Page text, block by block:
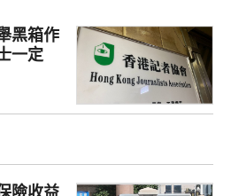
黑箱作
一定
險收益